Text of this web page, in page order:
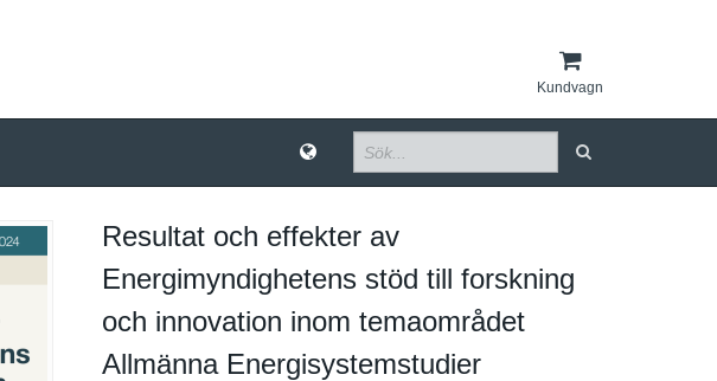
Kundvagn
Resultat och effekter av
Energimyndighetens stöd till forskning
och innovation inom temaområdet
Allmänna Energisystemstudier